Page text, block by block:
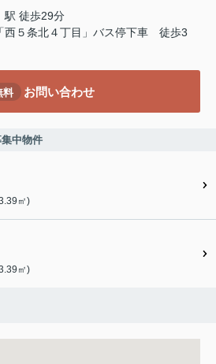
駅 徒歩29分
西５条北４丁目」バス停下車 徒歩3
料 お問い合わせ
中物件
㎡)
㎡)